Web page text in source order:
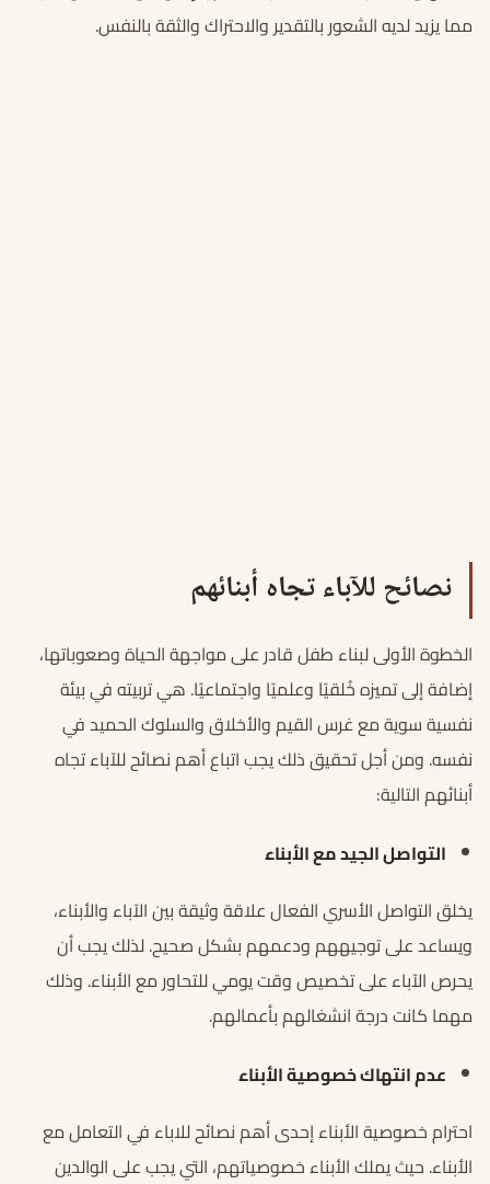
مما يزيد لديه الشعور بالتقدير والاحتراك والثقة بالنفس.
نصائح للآباء تجاه أبنائهم
الخطوة الأولى لبناء طفل قادر على مواجهة الحياة وصعوباتها،
إضافة إلى تميزه خُلقيًا وعلميًا واجتماعيًا. هي تربيته في بيئة
نفسية سوية مع غرس القيم والأخلاق والسلوك الحميد في
نفسه. ومن أجل تحقيق ذلك يجب اتباع أهم نصائح للآباء تجاه
أبنائهم التالية:
التواصل الجيد مع الأبناء
يخلق التواصل الأسري الفعال علاقة وثيقة بين الآباء والأبناء،
ويساعد على توجيههم ودعمهم بشكل صحيح. لذلك يجب أن
يحرص الآباء على تخصيص وقت يومي للتحاور مع الأبناء. وذلك
مهما كانت درجة انشغالهم بأعمالهم.
عدم انتهاك خصوصية الأبناء
احترام خصوصية الأبناء إحدى أهم نصائح للاباء في التعامل مع
الأبناء. حيث يملك الأبناء خصوصياتهم، التي يجب على الوالدين